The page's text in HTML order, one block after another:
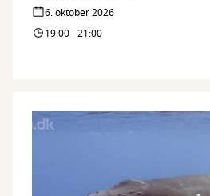
6. oktober 2026
19:00 - 21:00